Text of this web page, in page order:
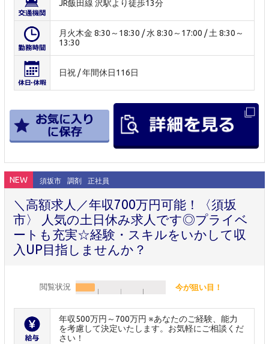
JR飯田線 沢駅より徒歩13分
月火木金 8:30～18:30 / 水 8:30～17:00 / 土 8:30～
13:30
日祝 / 年間休日116日
NEW 須坂市 調剤 正社員
＼高額求人／年収700万円可能！〈須坂
市〉 人気の土日休み求人です◎プライベ
ートも充実☆経験・スキルをいかして収
入UP目指しませんか？
閲覧状況 今が狙い目！
年収500万円～700万円 ※あなたのご経験、能力
を考慮して決定いたします。お気軽にご相談くだ
さい！